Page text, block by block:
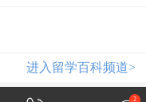
进入留学百科频道>
2